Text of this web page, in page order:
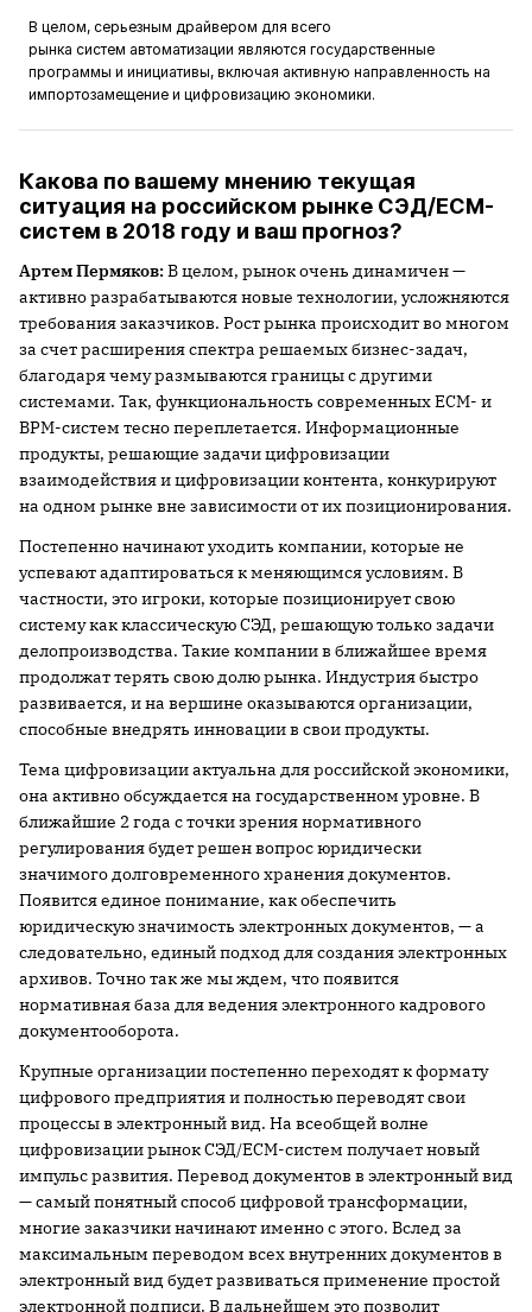
В целом, серьезным драйвером для всего
рынка систем автоматизации являются государственные
программы и инициативы, включая активную направленность на
импортозамещение и цифровизацию экономики.
Какова по вашему мнению текущая
ситуация на российском рынке СЭД/ECM-
систем в 2018 году и ваш прогноз?
Артем Пермяков:В целом, рынок очень динамичен —
активно разрабатываются новые технологии, усложняются
требования заказчиков. Рост рынка происходит во многом
за счет расширения спектра решаемых бизнес-задач,
благодаря чему размываются границы с другими
системами. Так, функциональность современных ECM- и
BPM-систем тесно переплетается. Информационные
продукты, решающие задачи цифровизации
взаимодействия и цифровизации контента, конкурируют
на одном рынке вне зависимости от их позиционирования.
Постепенно начинают уходить компании, которые не
успевают адаптироваться к меняющимся условиям. В
частности, это игроки, которые позиционирует свою
систему как классическую СЭД, решающую только задачи
делопроизводства. Такие компании в ближайшее время
продолжат терять свою долю рынка. Индустрия быстро
развивается, и на вершине оказываются организации,
способные внедрять инновации в свои продукты.
Тема цифровизации актуальна для российской экономики,
она активно обсуждается на государственном уровне. В
ближайшие 2 года с точки зрения нормативного
регулирования будет решен вопрос юридически
значимого долговременного хранения документов.
Появится единое понимание, как обеспечить
юридическую значимость электронных документов, — а
следовательно, единый подход для создания электронных
архивов. Точно так же мы ждем, что появится
нормативная база для ведения электронного кадрового
документооборота.
Крупные организации постепенно переходят к формату
цифрового предприятия и полностью переводят свои
процессы в электронный вид. На всеобщей волне
цифровизации рынок СЭД/ECM-систем получает новый
импульс развития. Перевод документов в электронный вид
— самый понятный способ цифровой трансформации,
многие заказчики начинают именно с этого. Вслед за
максимальным переводом всех внутренних документов в
электронный вид будет развиваться применение простой
электронной подписи. В дальнейшем это позволит